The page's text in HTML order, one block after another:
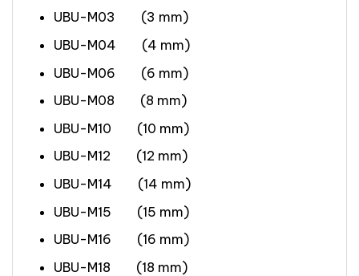
UBU-M03 (3 mm)
UBU-M04 (4 mm)
UBU-M06 (6 mm)
UBU-M08 (8 mm)
UBU-M10 (10 mm)
UBU-M12 (12 mm)
UBU-M14 (14 mm)
UBU-M15 (15 mm)
UBU-M16 (16 mm)
UBU-M18 (18 mm)